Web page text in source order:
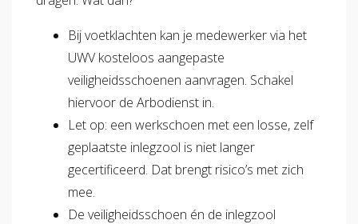
Bij voetklachten kan je medewerker via het
UWV kosteloos aangepaste
veiligheidsschoenen aanvragen. Schakel
hiervoor de Arbodienst in.
Let op: een werkschoen met een losse, zelf
geplaatste inlegzool is niet langer
gecertificeerd. Dat brengt risico’s met zich
mee.
De veiligheidsschoen én de inlegzool